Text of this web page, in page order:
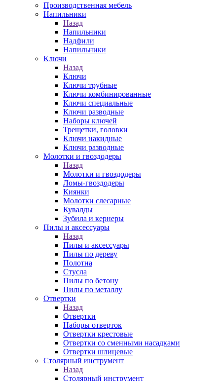
Производственная мебель
Напильники
Назад
Напильники
Надфили
Напильники
Ключи
Назад
Ключи
Ключи трубные
Ключи комбинированные
Ключи специальные
Ключи разводные
Наборы ключей
Трещетки, головки
Ключи накидные
Ключи разводные
Молотки и гвоздодеры
Назад
Молотки и гвоздодеры
Ломы-гвоздодеры
Киянки
Молотки слесарные
Кувалды
Зубила и кернеры
Пилы и аксессуары
Назад
Пилы и аксессуары
Пилы по дереву
Полотна
Стусла
Пилы по бетону
Пилы по металлу
Отвертки
Назад
Отвертки
Наборы отверток
Отвертки крестовые
Отвертки со сменными насадками
Отвертки шлицевые
Столярный инструмент
Назад
Столярный инструмент